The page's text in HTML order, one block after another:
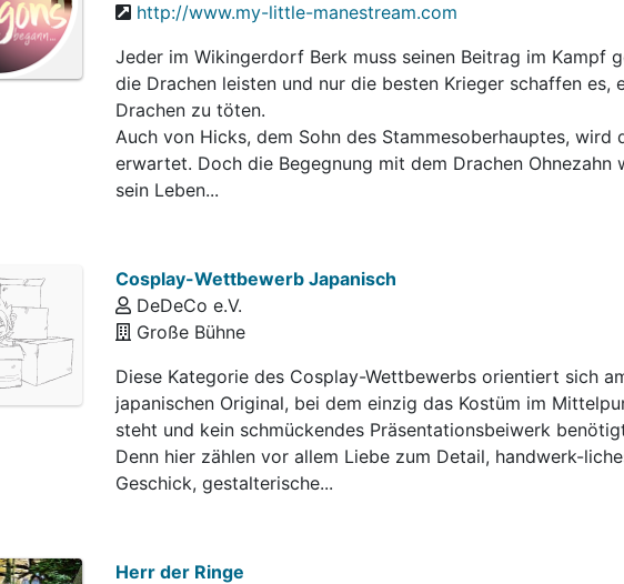
http://www.my-little-manestream.com
Jeder im Wikingerdorf Berk muss seinen Beitrag im Kampf
die Drachen leisten und nur die besten Krieger schaffen es,
Drachen zu töten.
Auch von Hicks, dem Sohn des Stammesoberhauptes, wird
erwartet. Doch die Begegnung mit dem Drachen Ohnezahn
sein Leben...
Cosplay-Wettbewerb Japanisch
DeDeCo e.V.
Große Bühne
Diese Kategorie des Cosplay-Wettbewerbs orientiert sich
japanischen Original, bei dem einzig das Kostüm im
steht und kein schmückendes Präsentationsbeiwerk
Denn hier zählen vor allem Liebe zum Detail, handwerk-
Geschick, gestalterische...
Herr der Ringe